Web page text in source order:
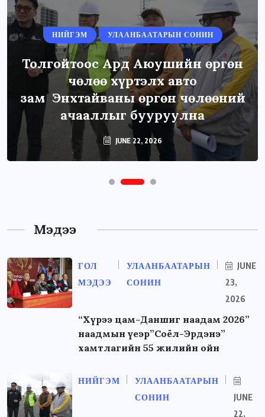
НИЙГЭМ УЛААНБААТАРЫН СОНИН
Толгойтоос Ард Аюушийн өргөн
чөлөө хүртэлх авто
зам Энхтайваны өргөн чөлөөний
ачааллыг бууруулна
JUNE 22, 2026
Мэдээ
ГОЛ
МЭДЭЭ
УЛААНБААТАРЫН
СОНИН
JUNE
23,
2026
“Хүрээ цам-Даншиг наадам 2026”
наадмын үеэр”Соёл-Эрдэнэ”
хамтлагийн 55 жилийн ойн
НИЙГЭМ
УЛААНБААТАРЫН
СОНИН
JUNE
22,